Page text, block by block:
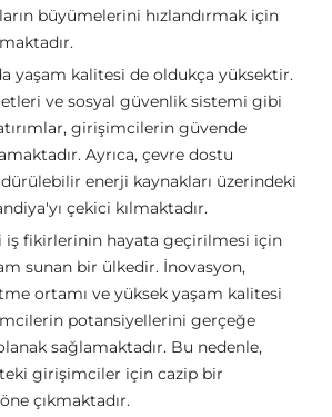
büyümelerini hızlandırmak için
yaşam kalitesi de oldukça yüksektir.
ve sosyal güvenlik sistemi gibi
girişimcilerin güvende
Ayrıca, çevre dostu
enerji kaynakları üzerindeki
çekici kılmaktadır.
iş fikirlerinin hayata geçirilmesi için
sunan bir ülkedir. İnovasyon,
ortamı ve yüksek yaşam kalitesi
potansiyellerini gerçeğe
sağlamaktadır. Bu nedenle,
girişimciler için cazip bir
çıkmaktadır.